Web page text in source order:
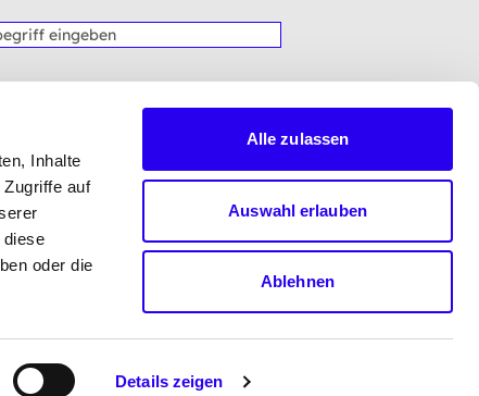
Inhalte
auf
diese
oder die
Details zeigen
Alle zulassen
Auswahl erlauben
Ablehnen